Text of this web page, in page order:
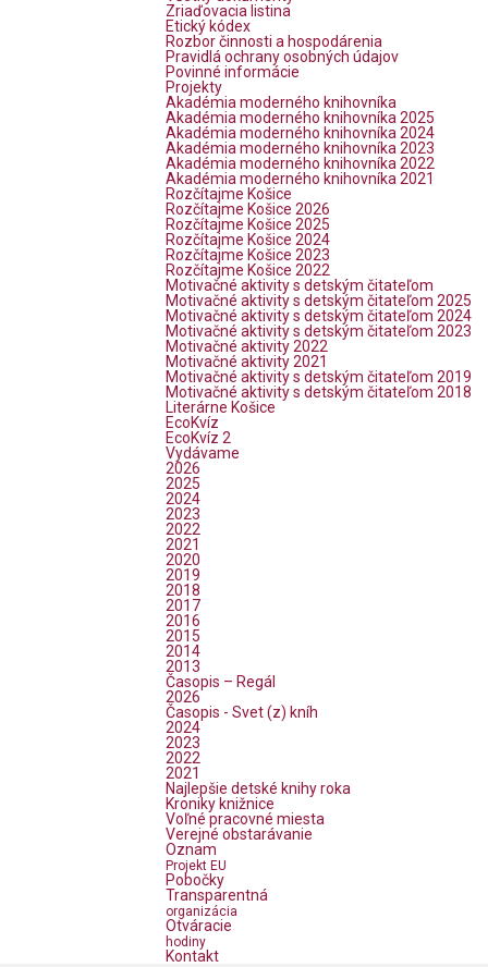
Zriaďovacia listina
Etický kódex
Rozbor činnosti a hospodárenia
Pravidlá ochrany osobných údajov
Povinné informácie
Projekty
Akadémia moderného knihovníka
Akadémia moderného knihovníka 2025
Akadémia moderného knihovníka 2024
Akadémia moderného knihovníka 2023
Akadémia moderného knihovníka 2022
Akadémia moderného knihovníka 2021
Rozčítajme Košice
Rozčítajme Košice 2026
Rozčítajme Košice 2025
Rozčítajme Košice 2024
Rozčítajme Košice 2023
Rozčítajme Košice 2022
Motivačné aktivity s detským čitateľom
Motivačné aktivity s detským čitateľom 2025
Motivačné aktivity s detským čitateľom 2024
Motivačné aktivity s detským čitateľom 2023
Motivačné aktivity 2022
Motivačné aktivity 2021
Motivačné aktivity s detským čitateľom 2019
Motivačné aktivity s detským čitateľom 2018
Literárne Košice
EcoKvíz
EcoKvíz 2
Vydávame
2026
2025
2024
2023
2022
2021
2020
2019
2018
2017
2016
2015
2014
2013
Časopis – Regál
2026
Časopis - Svet (z) kníh
2024
2023
2022
2021
Najlepšie detské knihy roka
Kroniky knižnice
Voľné pracovné miesta
Verejné obstarávanie
Oznam
Projekt EU
Pobočky
Transparentná
organizácia
Otváracie
hodiny
Kontakt